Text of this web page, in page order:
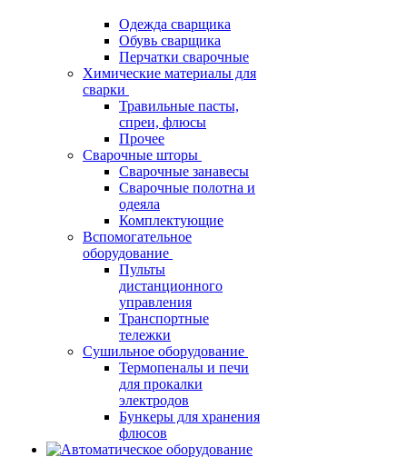
Одежда сварщика
Обувь сварщика
Перчатки сварочные
Химические материалы для
сварки
Травильные пасты,
спреи, флюсы
Прочее
Сварочные шторы
Сварочные занавесы
Сварочные полотна и
одеяла
Комплектующие
Вспомогательное
оборудование
Пульты
дистанционного
управления
Транспортные
тележки
Сушильное оборудование
Термопеналы и печи
для прокалки
электродов
Бункеры для хранения
флюсов